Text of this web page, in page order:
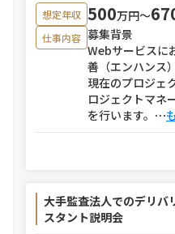
想定年収 500万円〜
仕事内容 募集背景
Webサービスに
善（エンハンス
現在のプロジェ
ロジェクトマネ
を行います。 ⋯
大手監査法人でのデリバ
スタント説明会